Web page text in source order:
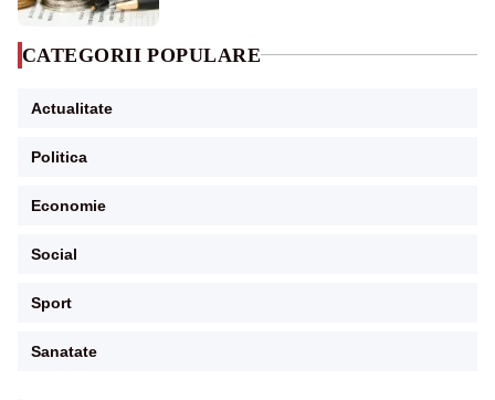
CATEGORII POPULARE
Actualitate
Politica
Economie
Social
Sport
Sanatate